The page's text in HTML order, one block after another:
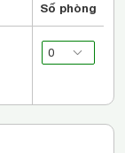
Số phòng